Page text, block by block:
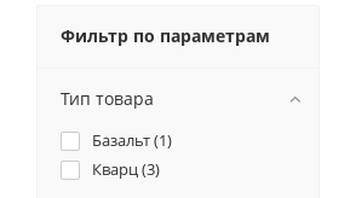
Фильтр по параметрам
Тип товара
Базальт (1)
Кварц (3)